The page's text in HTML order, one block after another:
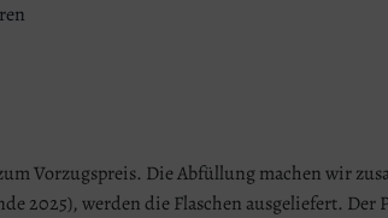
Vorzugspreis. Die Abfüllung machen wir
2025), werden die Flaschen ausgeliefert. Der